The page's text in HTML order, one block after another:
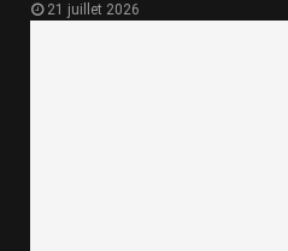
21 juillet 2026